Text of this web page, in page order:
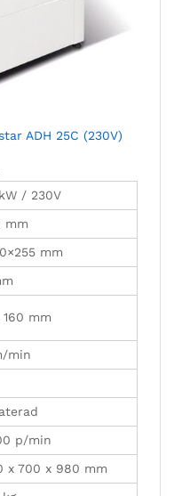
ADH 25C (230V)
/ 230V
mm
mm
mm
min
p/min
x 700 x 980 mm